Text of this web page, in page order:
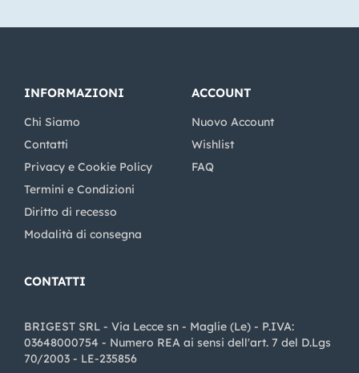
INFORMAZIONI
Chi Siamo
Contatti
Privacy e Cookie Policy
Termini e Condizioni
Diritto di recesso
Modalità di consegna
ACCOUNT
Nuovo Account
Wishlist
FAQ
CONTATTI
BRIGEST SRL - Via Lecce sn - Maglie (Le) - P.IVA:
03648000754 - Numero REA ai sensi dell'art. 7 del D.Lgs
70/2003 - LE-235856